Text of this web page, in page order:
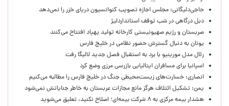
حاجی‌دلیگانی: مجلس اجازه تصویب کنوانسیون دریای خزر را نمی‌دهد
دبل درگاهی در شب توقف استانداردلیژ
صربستان و رژیم صهیونیستی کارخانه تولید پهپاد افتتاح می‌کنند
یونان به دنبال گسترش حضور نظامی در خلیج فارس
رئال مدل مورینیو با برد به استقبال فصل جدید لالیگا رفت
اسپانیا برای مسافران ایتالیایی بازرسی مرزی وضع کرد
انصاری: خسارت‌های زیست‌محیطی جنگ در خلیج فارس را مطالبه‌ می‌کنیم
یمن: تشکیل ائتلاف هرگز مانع مجازات عربستان به خاطر جنایاتش نمی‌شود
هشدار بیمه مرکزی به ۸ شرکت بیمه‌ای؛ اصلاح نکنید، تعلیق می‌شوید